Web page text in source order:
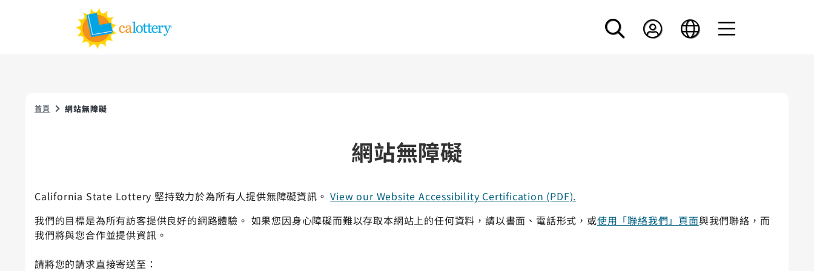
首頁 網站無障礙
網站無障礙
California State Lottery 堅持致力於為所有人提供無障礙資訊。View our Website Accessibility Certification (PDF).
我們的目標是為所有訪客提供良好的網路體驗。 如果您因身心障礙而難以存取本網站上的任何資料，請以書面、電話形式，或使用「聯絡我們」頁面與我們聯絡，而
我們將與您合作並提供資訊。
請將您的請求直接寄送至：